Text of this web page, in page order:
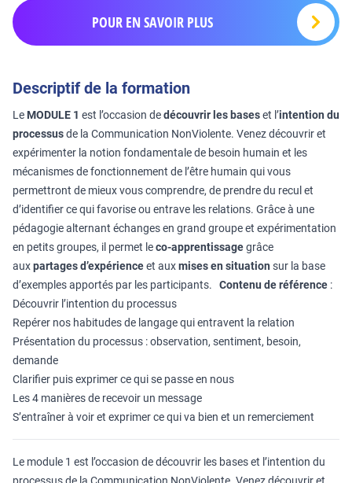
POUR EN SAVOIR PLUS
Descriptif de la formation
Le MODULE 1 est l’occasion dedécouvrir les baseset l’intention du
processusde la Communication NonViolente. Venez découvrir et
expérimenter la notion fondamentale de besoin humain et les
mécanismes de fonctionnement de l’être humain qui vous
permettront de mieux vous comprendre, de prendre du recul et
d’identifier ce qui favorise ou entrave les relations. Grâce à une
pédagogie alternant échanges en grand groupe et expérimentation
en petits groupes, il permet leco-apprentissagegrâce
auxpartages d’expérienceet auxmises en situation sur la base
d’exemples apportés par les participants. Contenu de référence :
Découvrir l’intention du processus
Repérer nos habitudes de langage qui entravent la relation
Présentation du processus : observation, sentiment, besoin,
demande
Clarifier puis exprimer ce qui se passe en nous
Les 4 manières de recevoir un message
S’entraîner à voir et exprimer ce qui va bien et un remerciement
Le module 1 est l’occasion de découvrir les bases et l’intention du